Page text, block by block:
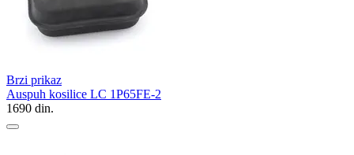
Brzi prikaz
Auspuh kosilice LC 1P65FE-2
1690 din.